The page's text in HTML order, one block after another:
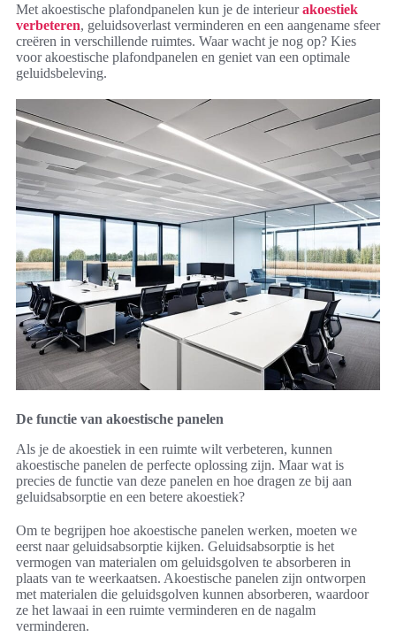
Met akoestische plafondpanelen kun je de interieurakoestiek
verbeteren, geluidsoverlast verminderen en een aangename sfeer
creëren in verschillende ruimtes. Waar wacht je nog op? Kies
voor akoestische plafondpanelen en geniet van een optimale
geluidsbeleving.
De functie van akoestische panelen
Als je de akoestiek in een ruimte wilt verbeteren, kunnen
akoestische panelen de perfecte oplossing zijn. Maar wat is
precies de functie van deze panelen en hoe dragen ze bij aan
geluidsabsorptie en een betere akoestiek?
Om te begrijpen hoe akoestische panelen werken, moeten we
eerst naar geluidsabsorptie kijken. Geluidsabsorptie is het
vermogen van materialen om geluidsgolven te absorberen in
plaats van te weerkaatsen. Akoestische panelen zijn ontworpen
met materialen die geluidsgolven kunnen absorberen, waardoor
ze het lawaai in een ruimte verminderen en de nagalm
verminderen.